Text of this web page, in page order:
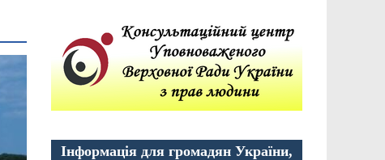
Інформація для громадян України,